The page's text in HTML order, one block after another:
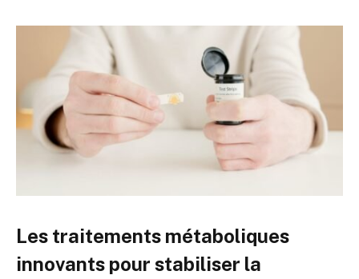
Les traitements métaboliques
innovants pour stabiliser la